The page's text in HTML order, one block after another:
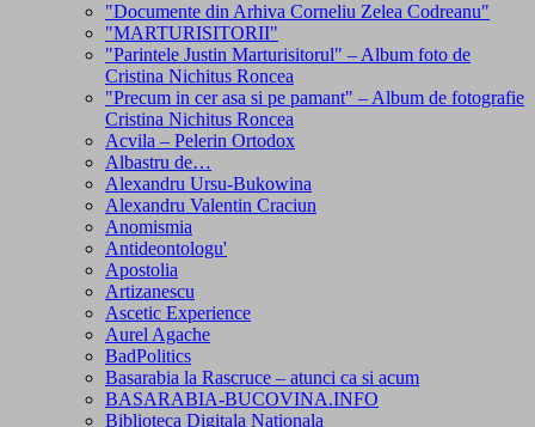
"Documente din Arhiva Corneliu Zelea Codreanu"
"MARTURISITORII"
"Parintele Justin Marturisitorul" – Album foto de
Cristina Nichitus Roncea
"Precum in cer asa si pe pamant" – Album de fotografie
Cristina Nichitus Roncea
Acvila – Pelerin Ortodox
Albastru de…
Alexandru Ursu-Bukowina
Alexandru Valentin Craciun
Anomismia
Antideontologu'
Apostolia
Artizanescu
Ascetic Experience
Aurel Agache
BadPolitics
Basarabia la Rascruce – atunci ca si acum
BASARABIA-BUCOVINA.INFO
Biblioteca Digitala Nationala